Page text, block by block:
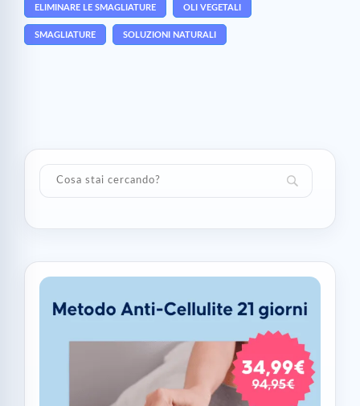
ELIMINARE LE SMAGLIATURE OLI VEGETALI
SMAGLIATURE SOLUZIONI NATURALI